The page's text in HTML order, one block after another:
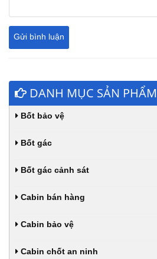
DANH MỤC SẢN PHẨM
Bốt bảo vệ
Bốt gác
Bốt gác cảnh sát
Cabin bán hàng
Cabin bảo vệ
Cabin chốt an ninh